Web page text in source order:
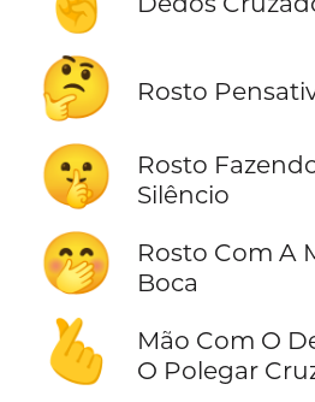
🤔 Rosto
🤫
Rosto
Silêncio
🤭
Rosto Com A
Boca
🫰
Mão Com O
O Polegar